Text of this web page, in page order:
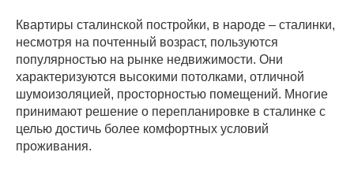
Квартиры сталинской постройки, в народе – сталинки,
несмотря на почтенный возраст, пользуются
популярностью на рынке недвижимости. Они
характеризуются высокими потолками, отличной
шумоизоляцией, просторностью помещений. Многие
принимают решение о перепланировке в сталинке с
целью достичь более комфортных условий
проживания.